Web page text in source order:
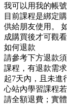
我可以用我的帳
目前課程是綁定
供給朋友使用。
成購買後才可觀看
如何退款
請參考下方退款
課程，有退款需
起7天內，且未進
心站內學習課程
請全額退費；實